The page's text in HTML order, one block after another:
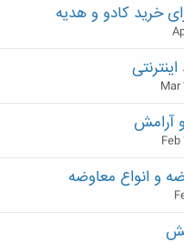
خرید کادو و هدیه
Mar
آرامش
Feb
و انواع معاوضه